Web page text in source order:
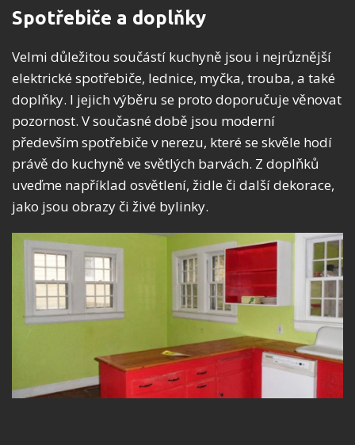
Spotřebiče a doplňky
Velmi důležitou součástí kuchyně jsou i nejrůznější
elektrické spotřebiče, lednice, myčka, trouba, a také
doplňky. I jejich výběru se proto doporučuje věnovat
pozornost. V současné době jsou moderní
především spotřebiče v nerezu, které se skvěle hodí
právě do kuchyně ve světlých barvách. Z doplňků
uveďme například osvětlení, židle či další dekorace,
jako jsou obrazy či živé bylinky.